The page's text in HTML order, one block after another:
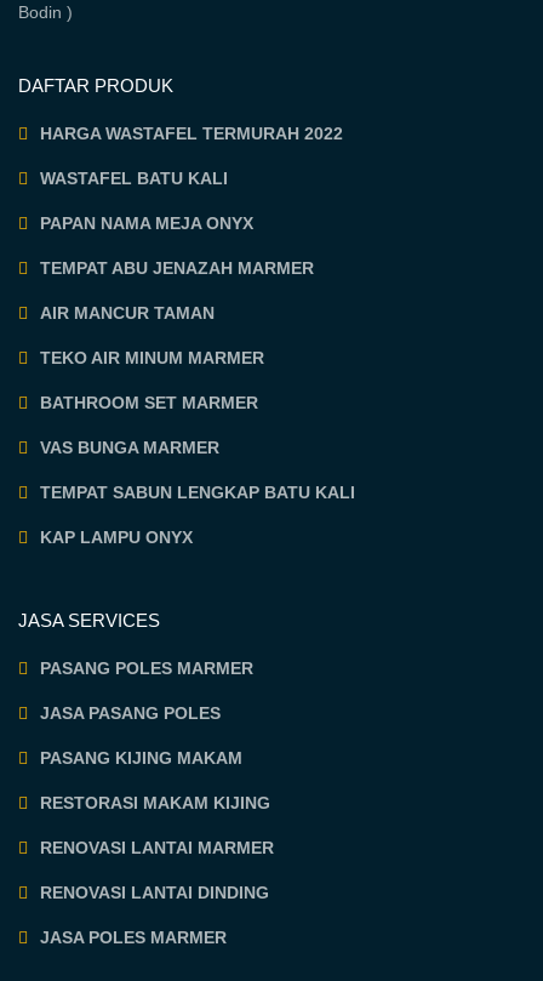
Bodin )
DAFTAR PRODUK
HARGA WASTAFEL TERMURAH 2022
WASTAFEL BATU KALI
PAPAN NAMA MEJA ONYX
TEMPAT ABU JENAZAH MARMER
AIR MANCUR TAMAN
TEKO AIR MINUM MARMER
BATHROOM SET MARMER
VAS BUNGA MARMER
TEMPAT SABUN LENGKAP BATU KALI
KAP LAMPU ONYX
JASA SERVICES
PASANG POLES MARMER
JASA PASANG POLES
PASANG KIJING MAKAM
RESTORASI MAKAM KIJING
RENOVASI LANTAI MARMER
RENOVASI LANTAI DINDING
JASA POLES MARMER